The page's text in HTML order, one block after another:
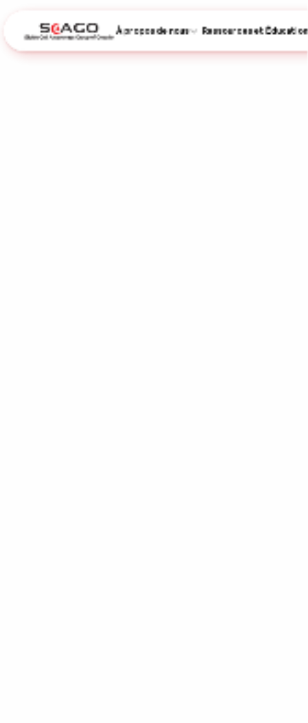
À propos de nous Ressources et Éducation